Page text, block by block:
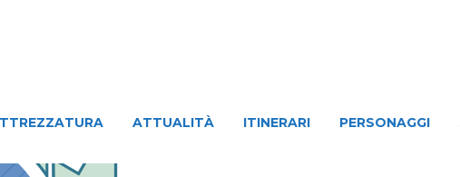
ATTUALITÀ ITINERARI PERSONAGGI